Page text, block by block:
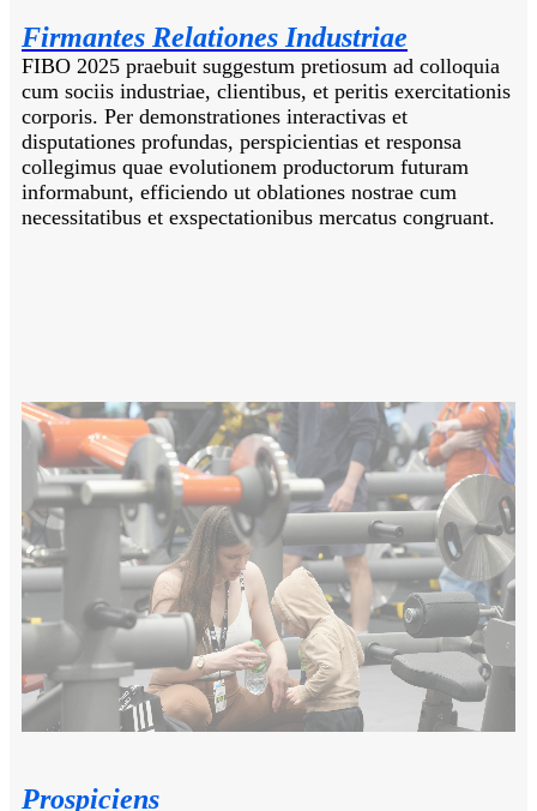
Firmantes Relationes Industriae
FIBO 2025 praebuit suggestum pretiosum ad colloquia
cum sociis industriae, clientibus, et peritis exercitationis
corporis. Per demonstrationes interactivas et
disputationes profundas, perspicientias et responsa
collegimus quae evolutionem productorum futuram
informabunt, efficiendo ut oblationes nostrae cum
necessitatibus et exspectationibus mercatus congruant.
Prospiciens